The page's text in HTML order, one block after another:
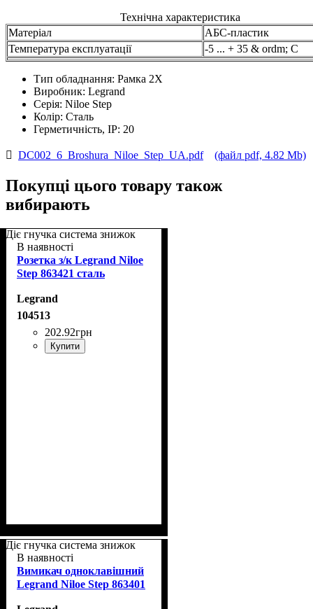
Технічна характеристика
Матеріал
АБС-пластик
Температура експлуатації
-5 ... + 35 & ordm; С
Тип обладнання: Рамка 2Х
Виробник: Legrand
Серія: Niloe Step
Колір: Сталь
Герметичність, IP: 20
DC002_6_Broshura_Niloe_Step_UA.pdf (файл pdf, 4.82 Mb)
Покупці цього товару також
вибирають
Діє гнучка система знижок
В наявності
Розетка з/к Legrand Niloe
Step 863421 сталь
Legrand
104513
202.92грн
Купити
Діє гнучка система знижок
В наявності
Вимикач одноклавішний
Legrand Niloe Step 863401